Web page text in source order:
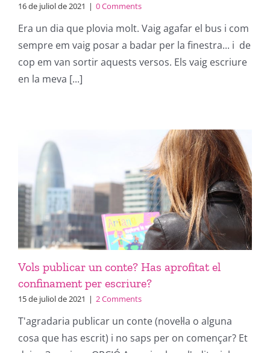
16 de juliol de 2021 | 0 Comments
Era un dia que plovia molt. Vaig agafar el bus i com
sempre em vaig posar a badar per la finestra... i de
cop em van sortir aquests versos. Els vaig escriure
en la meva [...]
Vols publicar un conte? Has aprofitat el
confinament per escriure?
15 de juliol de 2021 | 2 Comments
T'agradaria publicar un conte (novel·la o alguna
cosa que has escrit) i no saps per on començar? Et